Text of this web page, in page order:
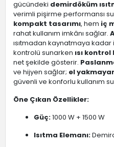
gücündeki demirdöküm
verimli pişirme performansı
kompakt tasarımı, hem iç
rahat kullanım imkânı sağlar.
ısıtmadan kaynatmaya kadar
kontrolü sunarken ısı
net şekilde gösterir.
ve hijyen sağlar; el
güvenli ve konforlu kullanım
Öne Çıkan Özellikler:
Güç:1000 W + 1500 W
Isıtma Elemanı: